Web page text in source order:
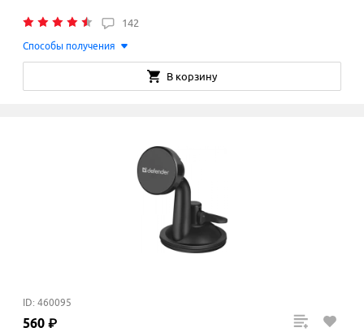
142
Способы получения
В корзину
ID: 460095
560 ₽